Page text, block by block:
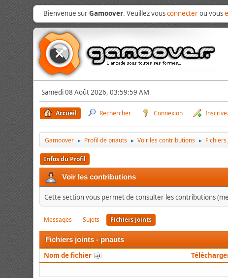
Bienvenue surGamoover. Veuillez vousconnecterou vous
Samedi 08 Août 2026, 03:59:59 AM
Accueil Rechercher Connexion
Gamoover ► Profil de pnauts ► Voir les contributions ►
Infos du Profil
Voir les contributions
Cette section vous permet de consulter les contributions
Messages Sujets Fichiers joints
Fichiers joints - pnauts
Nom de fichier